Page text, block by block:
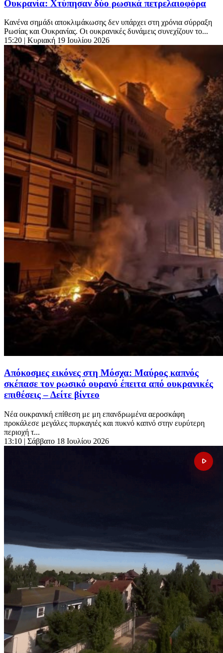
Ουκρανία: Χτύπησαν δύο ρωσικά πετρελαιοφόρα
Κανένα σημάδι αποκλιμάκωσης δεν υπάρχει στη χρόνια σύρραξη
Ρωσίας και Ουκρανίας. Οι ουκρανικές δυνάμεις συνεχίζουν το...
15:20 | Κυριακή 19 Ιουλίου 2026
Απόκοσμες εικόνες στη Μόσχα: Μαύρος καπνός
σκέπασε τον ρωσικό ουρανό έπειτα από ουκρανικές
επιθέσεις – Δείτε βίντεο
Νέα ουκρανική επίθεση με μη επανδρωμένα αεροσκάφη
προκάλεσε μεγάλες πυρκαγιές και πυκνό καπνό στην ευρύτερη
περιοχή τ...
13:10 | Σάββατο 18 Ιουλίου 2026